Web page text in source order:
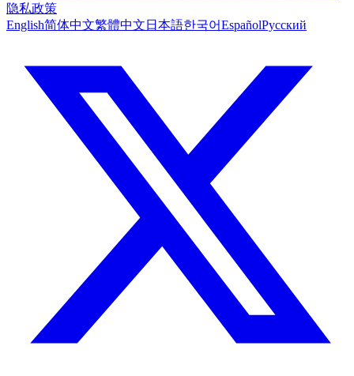
隐私政策
English简体中文繁體中文 日本語한국어EspañolРусский